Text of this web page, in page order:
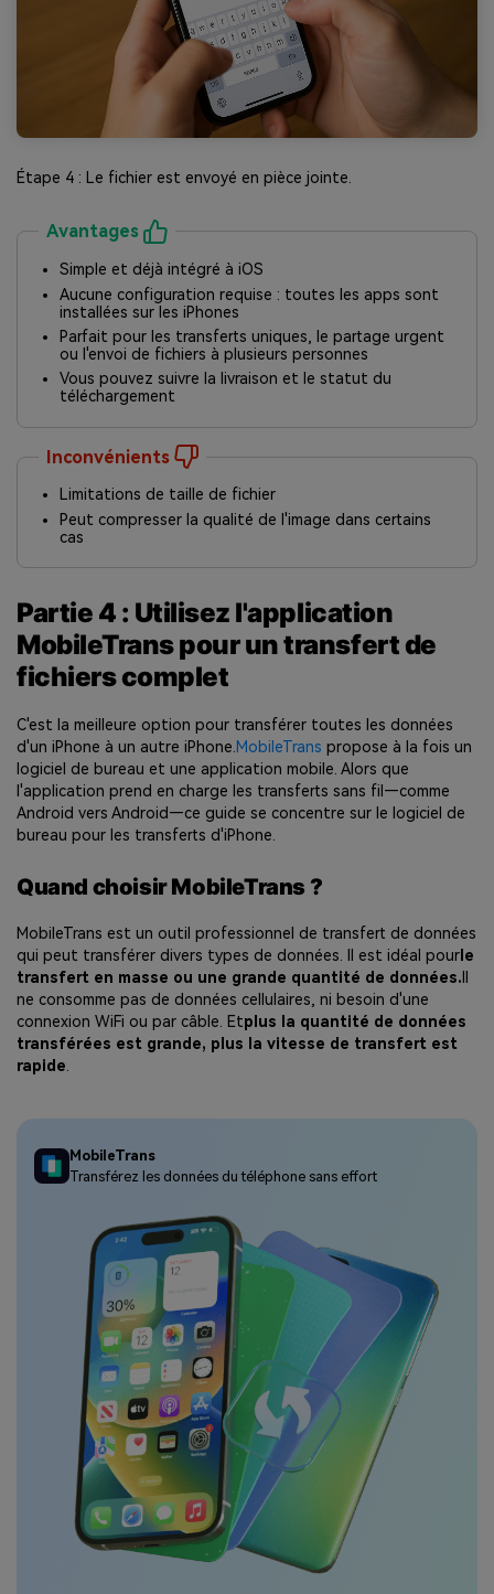
Étape 4 : Le fichier est envoyé en pièce jointe.
Avantages
Simple et déjà intégré à iOS
Aucune configuration requise : toutes les apps sont
installées sur les iPhones
Parfait pour les transferts uniques, le partage urgent
ou l'envoi de fichiers à plusieurs personnes
Vous pouvez suivre la livraison et le statut du
téléchargement
Inconvénients
Limitations de taille de fichier
Peut compresser la qualité de l'image dans certains
cas
Partie 4 : Utilisez l'application
MobileTrans pour un transfert de
fichiers complet
C'est la meilleure option pour transférer toutes les données
d'un iPhone à un autre iPhone. MobileTrans propose à la fois un
logiciel de bureau et une application mobile. Alors que
l'application prend en charge les transferts sans fil—comme
Android vers Android—ce guide se concentre sur le logiciel de
bureau pour les transferts d'iPhone.
Quand choisir MobileTrans ?
MobileTrans est un outil professionnel de transfert de données
qui peut transférer divers types de données. Il est idéal pourle
transfert en masse ou une grande quantité de données.Il
ne consomme pas de données cellulaires, ni besoin d'une
connexion WiFi ou par câble. Etplus la quantité de données
transférées est grande, plus la vitesse de transfert est
rapide
MobileTrans
Transférez les données du téléphone sans effort